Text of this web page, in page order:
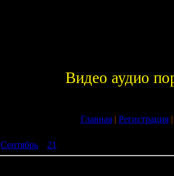
Видео аудио
Главная| Регистрация|
Сентябрь 21